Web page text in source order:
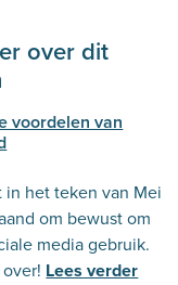
over dit
voordelen van
in het teken van Mei
om bewust om
media gebruik.
Lees verder